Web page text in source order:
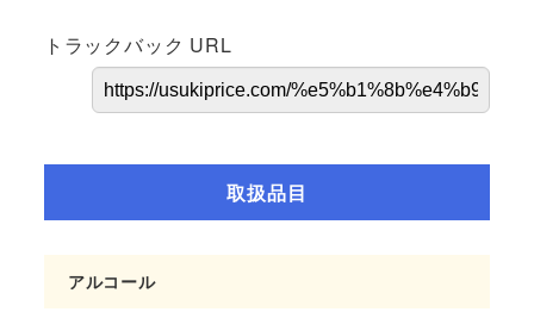
トラックバック URL
取扱品目
アルコール